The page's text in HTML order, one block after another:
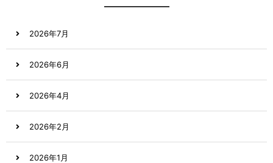
2026年7月
2026年6月
2026年4月
2026年2月
2026年1月